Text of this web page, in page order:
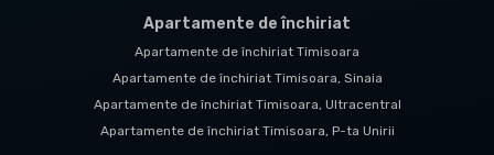
Apartamente de închiriat
Apartamente de închiriat Timisoara
Apartamente de închiriat Timisoara, Sinaia
Apartamente de închiriat Timisoara, Ultracentral
Apartamente de închiriat Timisoara, P-ta Unirii